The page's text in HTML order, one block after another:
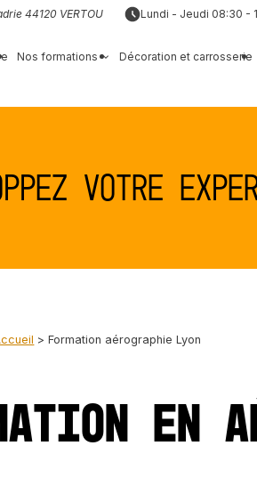
44120 VERTOU Lundi - Jeudi 08:30 -
Nos formations Décoration et carrosserie
votre
> Formation aérographie Lyon
en
cookies